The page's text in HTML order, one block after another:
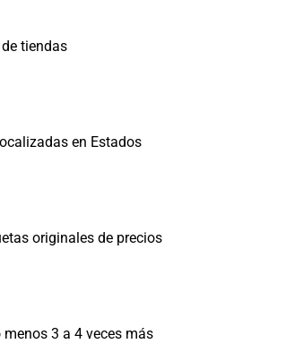
tiendas
en Estados
originales de precios
3 a 4 veces más